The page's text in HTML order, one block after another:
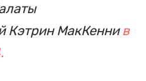
Кэтрин МакКеннив